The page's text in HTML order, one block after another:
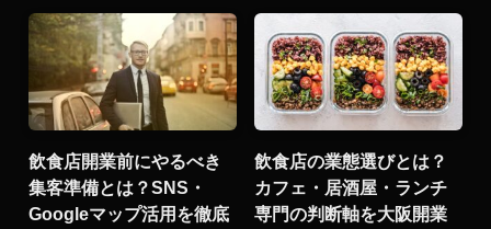
飲食店開業前にやるべき
集客準備とは？SNS・
Googleマップ活用を徹底
飲食店の業態選びとは？
カフェ・居酒屋・ランチ
専門の判断軸を大阪開業